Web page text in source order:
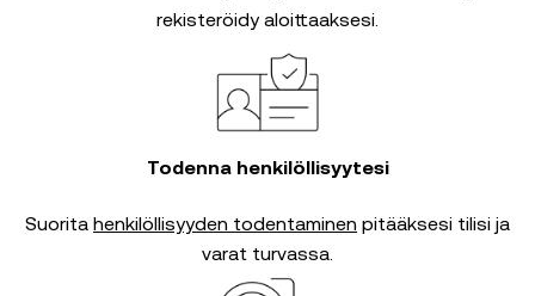
rekisteröidy aloittaaksesi.
Todenna henkilöllisyytesi
Suorita henkilöllisyyden todentaminen pitääksesi tilisi ja
varat turvassa.